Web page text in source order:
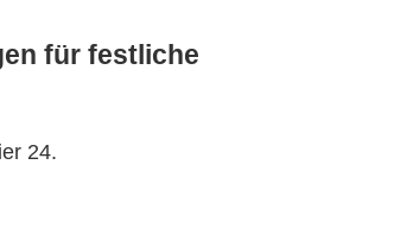
für festliche
24.